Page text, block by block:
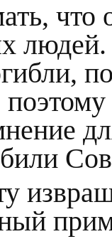
что